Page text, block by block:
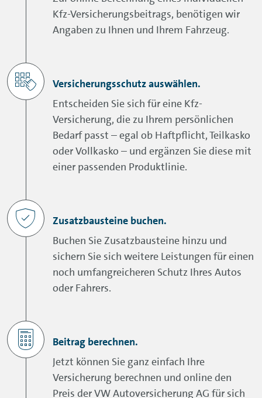
Kurzschlussschäden inkl. Folgeschäden
(unbegrenzt)
Elektro-/Hybridfahrzeuge z.B.
Absicherung Ladekarte, Zusatzschutz für
den Akku
Differenzkasko (GAP Deckung)
Schutz vor höherer Selbstbeteiligung bei
Carsharing-/Mietwagen
TEILKASKO BERECHNEN
Versicherungsschutz bei Nutzung
fremder Fahrzeuge im Ausland (Mallorca
Police)
Eigenschadendeckung bis 200.000 € z.B.
Garage
Erstattung des Kauf-/Neupreises bis 36
Monate nach Kauf bei einem
Totalschaden
Zusammenstoß mit Tieren aller Art
Kurzschlussschäden inkl. Folgeschäden
(unbegrenzt)
Differenzkasko ( GAP Deckung)
Schutz vor höherer Selbstbeteiligung bei
Carsharing-/Mietwagen
Erweiterter Zusatzschutz für
Elektro-/Hybridfahrzeuge z.B.
Absicherung Ladekarte, Akku-
Allgefahrendeckung,Wallbox-Schäden
Kfz-Versicherungsbeitrags, benötigen wir
Angaben zu Ihnen und Ihrem Fahrzeug.
Versicherungsschutz auswählen.
Entscheiden Sie sich für eine Kfz-
Versicherung, die zu Ihrem persönlichen
Bedarf passt – egal ob Haftpflicht, Teilkasko
oder Vollkasko – und ergänzen Sie diese mit
einer passenden Produktlinie.
Zusatzbausteine buchen.
Buchen Sie Zusatzbausteine hinzu und
sichern Sie sich weitere Leistungen für einen
noch umfangreicheren Schutz Ihres Autos
oder Fahrers.
Beitrag berechnen.
Jetzt können Sie ganz einfach Ihre
Versicherung berechnen und online den
Preis der VW Autoversicherung AG für sich